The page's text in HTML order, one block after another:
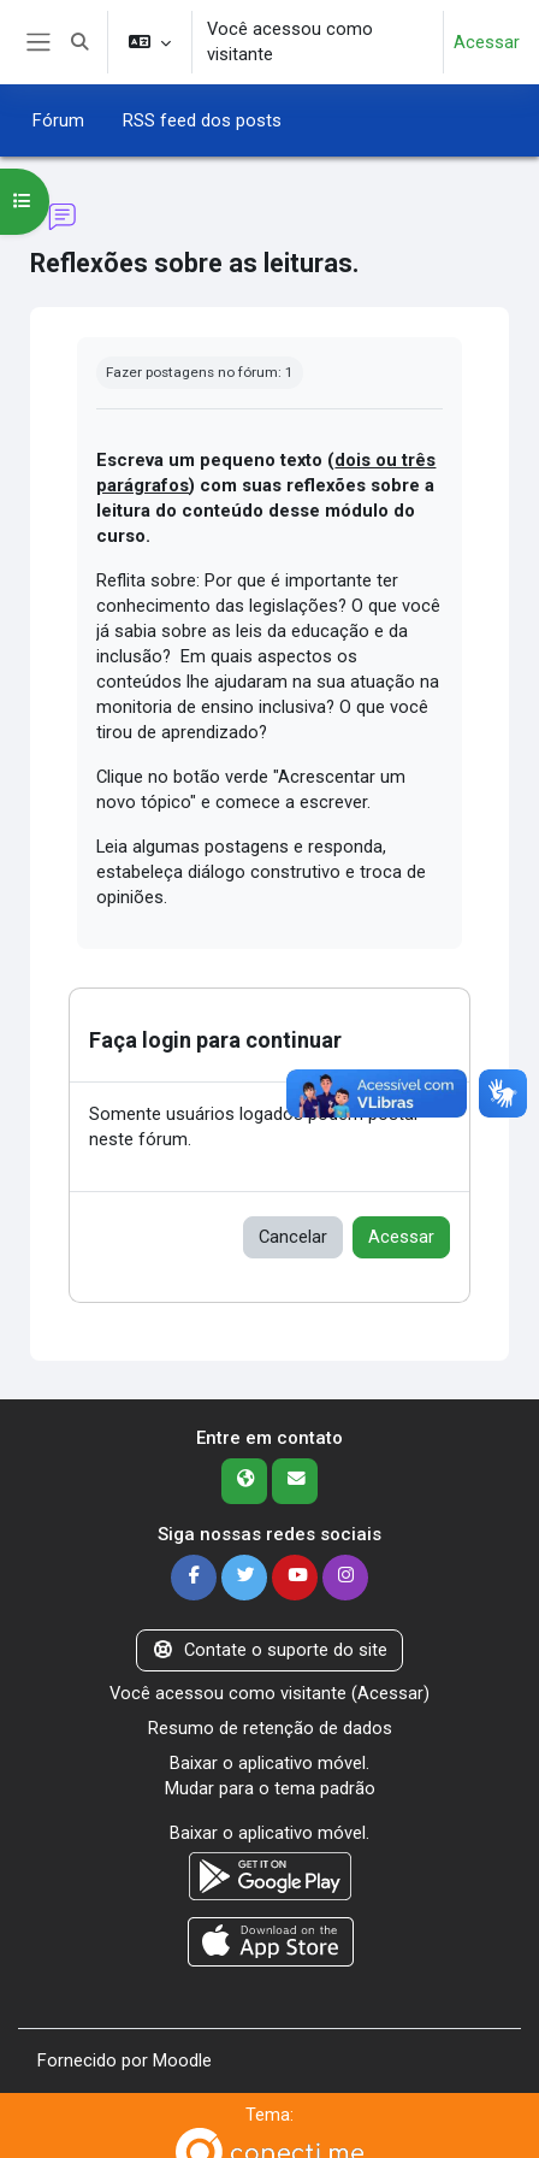
Ir para o conteúdo principal
Alternar entrada de pesquisa
Você acessou como
visitante
Acessar
Fórum RSS feed dos posts
Reflexões sobre as leituras.
Abrir índice do curso
Fazer postagens no fórum: 1
Escreva um pequeno texto (dois ou três
parágrafos) com suas reflexões sobre a
leitura do conteúdo desse módulo do
curso.
Reflita sobre: Por que é importante ter
conhecimento das legislações? O que você
já sabia sobre as leis da educação e da
inclusão? Em quais aspectos os
conteúdos lhe ajudaram na sua atuação na
monitoria de ensino inclusiva? O que você
tirou de aprendizado?
Clique no botão verde "Acrescentar um
novo tópico" e comece a escrever.
Leia algumas postagens e responda,
estabeleça diálogo construtivo e troca de
opiniões.
Faça login para continuar
Somente usuários logados podem postar
neste fórum.
Cancelar Acessar
Entre em contato
Siga nossas redes sociais
Contate o suporte do site
Você acessou como visitante (Acessar)
Resumo de retenção de dados
Baixar o aplicativo móvel.
Mudar para o tema padrão
Baixar o aplicativo móvel.
Fornecido por Moodle
Tema: